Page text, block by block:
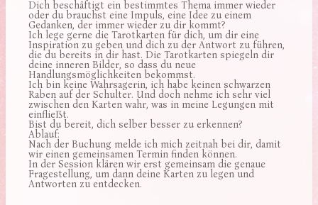
Dich beschäftigt ein bestimmtes Thema immer wieder
oder du brauchst eine Impuls, eine Idee zu einem
Gedanken, der immer wieder zu dir kommt?
Ich lege gerne die Tarotkarten für dich, um dir eine
Inspiration zu geben und dich zu der Antwort zu führen,
die du bereits in dir hast. Die Tarotkarten spiegeln dir
deine inneren Bilder, so dass du neue
Handlungsmöglichkeiten bekommst.
Ich bin keine Wahrsagerin, ich habe keinen schwarzen
Raben auf der Schulter. Und doch nehme ich sehr viel
zwischen den Karten wahr, was in meine Legungen mit
einfließt.
Bist du bereit, dich selber besser zu erkennen?
Ablauf:
Nach der Buchung melde ich mich zeitnah bei dir, damit
wir einen gemeinsamen Termin finden können.
In der Session klären wir erst gemeinsam die genaue
Fragestellung, um dann deine Karten zu legen und
Antworten zu entdecken.